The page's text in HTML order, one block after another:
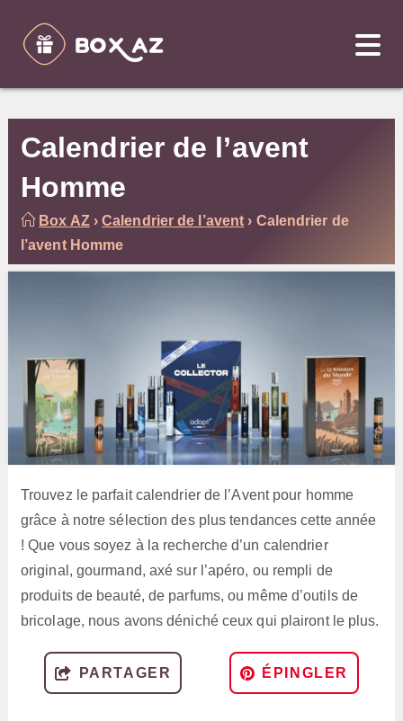
content
Calendrier de l’avent
Homme
Box AZ›Calendrier de l’avent › Calendrier de
l’avent Homme
Trouvez le parfait calendrier de l’Avent pour homme
grâce à notre sélection des plus tendances cette année
! Que vous soyez à la recherche d’un calendrier
original, gourmand, axé sur l’apéro, ou rempli de
produits de beauté, de parfums, ou même d’outils de
bricolage, nous avons déniché ceux qui plairont le plus.
PARTAGER ÉPINGLER